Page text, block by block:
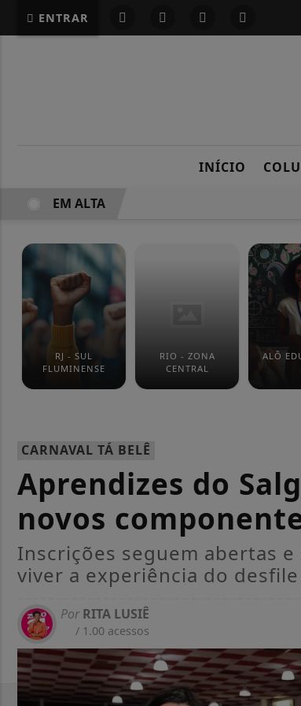
ENTRAR
INÍCIO
EM ALTA
RJ - SUL
FLUMINENSE
RIO - ZONA
CENTRAL
ALÔ
CARNAVAL TÁ BELÊ
Aprendizes do
novos
Inscrições seguem abertas
viver a experiência do
PorRITA LUSIÊ
/ 1.00 acessos